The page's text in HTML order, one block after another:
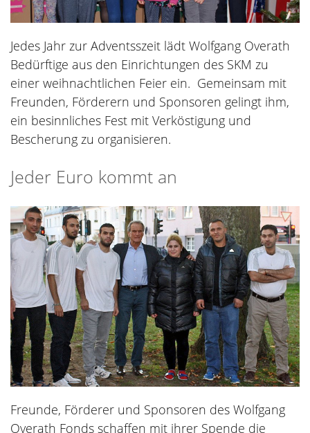
Jedes Jahr zur Adventsszeit lädt Wolfgang Overath
Bedürftige aus den Einrichtungen des SKM zu
einer weihnachtlichen Feier ein. Gemeinsam mit
Freunden, Förderern und Sponsoren gelingt ihm,
ein besinnliches Fest mit Verköstigung und
Bescherung zu organisieren.
Jeder Euro kommt an
Freunde, Förderer und Sponsoren des Wolfgang
Overath Fonds schaffen mit ihrer Spende die